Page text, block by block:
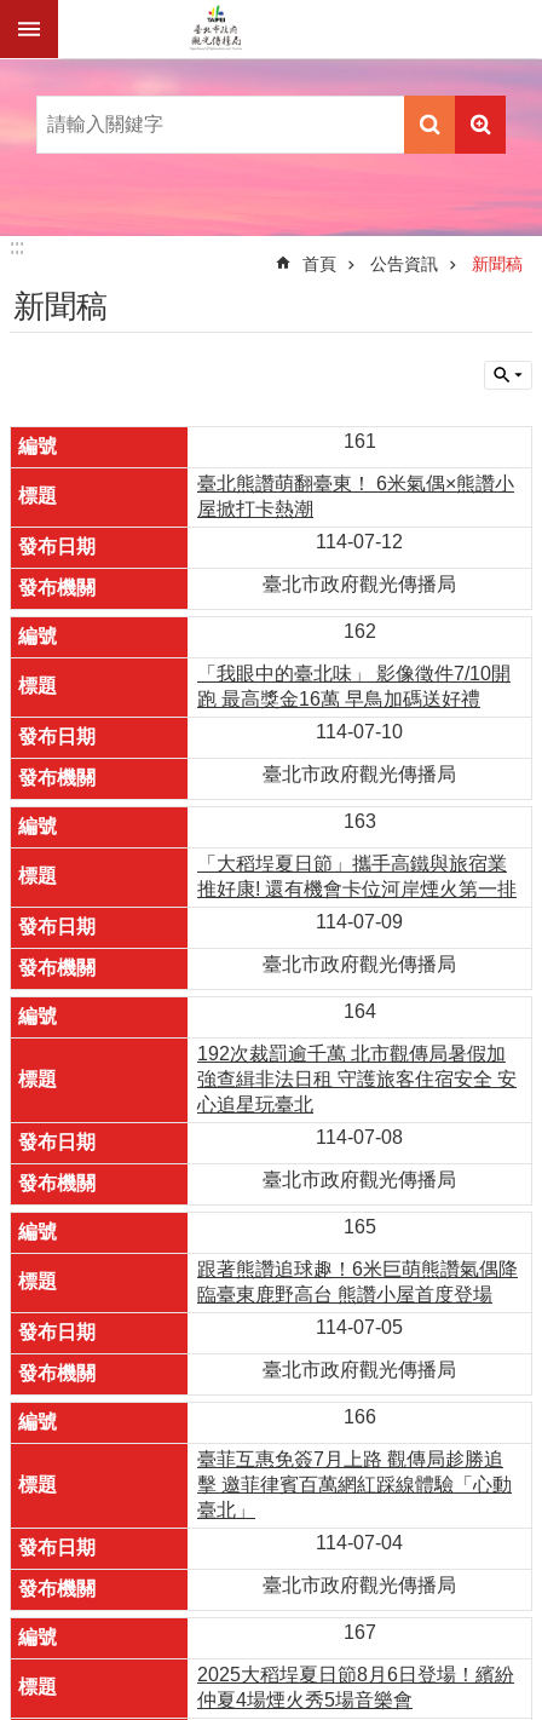
跳到主要內容區塊
:::
:::
首頁 公告資訊 新聞稿
新聞稿
161
臺北熊讚萌翻臺東！ 6米氣偶×熊讚小
屋掀打卡熱潮
114-07-12
臺北市政府觀光傳播局
162
「我眼中的臺北味」 影像徵件7/10開
跑 最高獎金16萬 早鳥加碼送好禮
114-07-10
臺北市政府觀光傳播局
163
「大稻埕夏日節」攜手高鐵與旅宿業
推好康! 還有機會卡位河岸煙火第一排
114-07-09
臺北市政府觀光傳播局
164
192次裁罰逾千萬 北市觀傳局暑假加
強查緝非法日租 守護旅客住宿安全 安
心追星玩臺北
114-07-08
臺北市政府觀光傳播局
165
跟著熊讚追球趣！6米巨萌熊讚氣偶降
臨臺東鹿野高台 熊讚小屋首度登場
114-07-05
臺北市政府觀光傳播局
166
臺菲互惠免簽7月上路 觀傳局趁勝追
擊 邀菲律賓百萬網紅踩線體驗「心動
臺北」
114-07-04
臺北市政府觀光傳播局
167
2025大稻埕夏日節8月6日登場！繽紛
仲夏4場煙火秀5場音樂會